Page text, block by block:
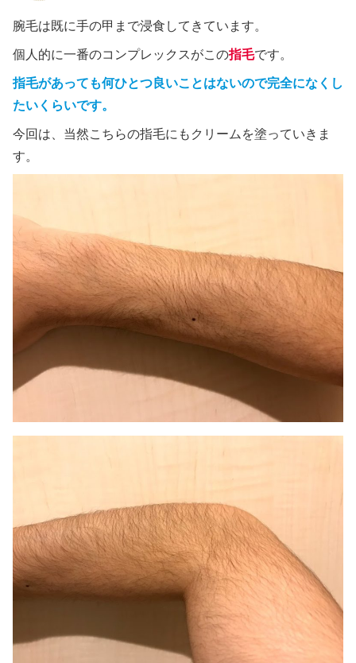
腕毛は既に手の甲まで浸食してきています。
個人的に一番のコンプレックスがこの指毛です。
指毛があっても何ひとつ良いことはないので完全になくし
たいくらいです。
今回は、当然こちらの指毛にもクリームを塗っていきま
す。